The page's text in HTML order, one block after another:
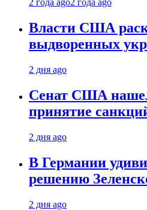
2 года ago2 года ago
Власти США
выдворенных
2 дня ago
Сенат США
принятие
2 дня ago
В Германии
решению
2 дня ago